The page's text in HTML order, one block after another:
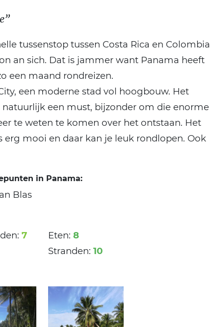
tussenstop tussen Costa Rica en Colombia
an sich. Dat is jammer want Panama heeft
een maand rondreizen.
een moderne stad vol hoogbouw. Het
natuurlijk een must, bijzonder om die enorme
te weten te komen over het ontstaan. Het
erg mooi en daar kan je leuk rondlopen. Ook
in Panama:
Blas
7
Eten: 8
Stranden: 10